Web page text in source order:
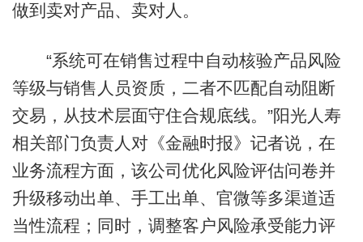
做到卖对产品、卖对人。
“系统可在销售过程中自动核验产品风险
等级与销售人员资质，二者不匹配自动阻断
交易，从技术层面守住合规底线。”阳光人寿
相关部门负责人对《金融时报》记者说，在
业务流程方面，该公司优化风险评估问卷并
升级移动出单、手工出单、官微等多渠道适
当性流程；同时，调整客户风险承受能力评